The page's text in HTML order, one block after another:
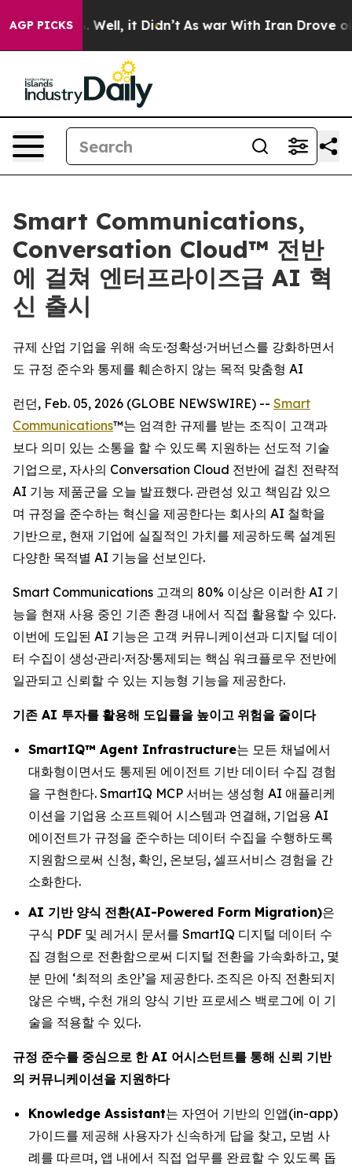
AGP PICKS
40%. Well, it Didn’t As war With Iran Drove oil
Smart Communications,
Conversation Cloud™ 전반
에 걸쳐 엔터프라이즈급 AI 혁
신 출시
규제 산업 기업을 위해 속도·정확성·거버넌스를 강화하면서
도 규정 준수와 통제를 훼손하지 않는 목적 맞춤형 AI
런던, Feb. 05, 2026 (GLOBE NEWSWIRE) -- Smart
Communications™는 엄격한 규제를 받는 조직이 고객과
보다 의미 있는 소통을 할 수 있도록 지원하는 선도적 기술
기업으로, 자사의 Conversation Cloud 전반에 걸친 전략적
AI 기능 제품군을 오늘 발표했다. 관련성 있고 책임감 있으
며 규정을 준수하는 혁신을 제공한다는 회사의 AI 철학을
기반으로, 현재 기업에 실질적인 가치를 제공하도록 설계된
다양한 목적별 AI 기능을 선보인다.
Smart Communications 고객의 80% 이상은 이러한 AI 기
능을 현재 사용 중인 기존 환경 내에서 직접 활용할 수 있다.
이번에 도입된 AI 기능은 고객 커뮤니케이션과 디지털 데이
터 수집이 생성·관리·저장·통제되는 핵심 워크플로우 전반에
일관되고 신뢰할 수 있는 지능형 기능을 제공한다.
기존 AI 투자를 활용해 도입률을 높이고 위험을 줄이다
SmartIQ™ Agent Infrastructure는 모든 채널에서
대화형이면서도 통제된 에이전트 기반 데이터 수집 경험
을 구현한다. SmartIQ MCP 서버는 생성형 AI 애플리케
이션을 기업용 소프트웨어 시스템과 연결해, 기업용 AI
에이전트가 규정을 준수하는 데이터 수집을 수행하도록
지원함으로써 신청, 확인, 온보딩, 셀프서비스 경험을 간
소화한다.
AI 기반 양식 전환(AI-Powered Form Migration)은
구식 PDF 및 레거시 문서를 SmartIQ 디지털 데이터 수
집 경험으로 전환함으로써 디지털 전환을 가속화하고, 몇
분 만에 ‘최적의 초안’을 제공한다. 조직은 아직 전환되지
않은 수백, 수천 개의 양식 기반 프로세스 백로그에 이 기
술을 적용할 수 있다.
규정 준수를 중심으로 한AI 어시스턴트를 통해 신뢰 기반
의 커뮤니케이션을 지원하다
Knowledge Assistant는 자연어 기반의 인앱(in-app)
가이드를 제공해 사용자가 신속하게 답을 찾고, 모범 사
례를 따르며, 앱 내에서 직접 업무를 완료할 수 있도록 돕